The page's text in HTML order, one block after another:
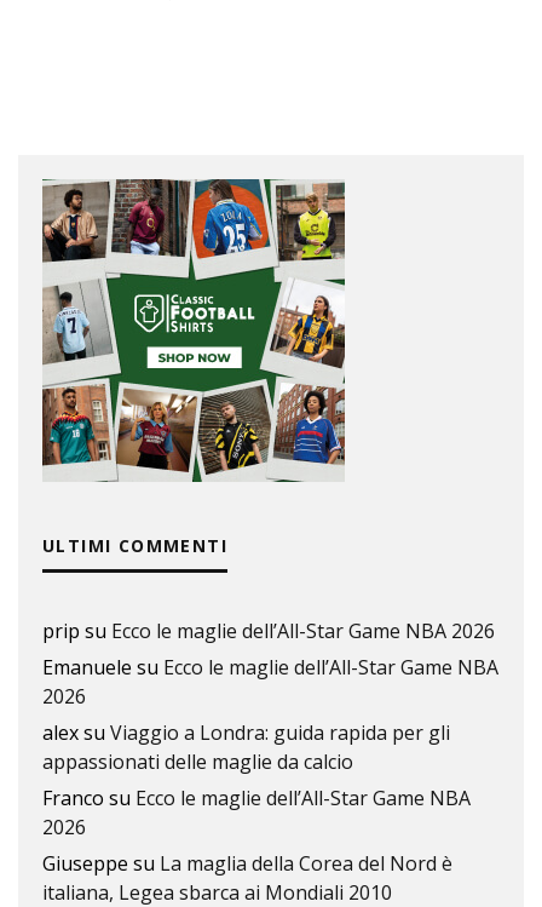
ULTIMI COMMENTI
prip su Ecco le maglie dell’All-Star Game NBA 2026
Emanuele su Ecco le maglie dell’All-Star Game NBA
2026
alexsu Viaggio a Londra: guida rapida per gli
appassionati delle maglie da calcio
Franco su Ecco le maglie dell’All-Star Game NBA
2026
Giuseppe su La maglia della Corea del Nord è
italiana, Legea sbarca ai Mondiali 2010